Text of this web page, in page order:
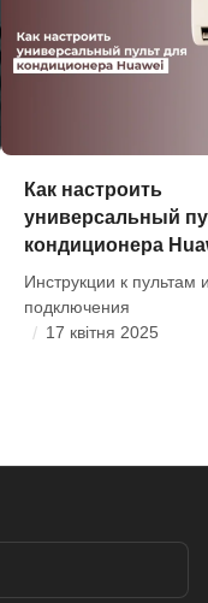
Как настроить
универсальный
кондиционера
Инструкции к пультам
подключения
/ 17 квітня 2025